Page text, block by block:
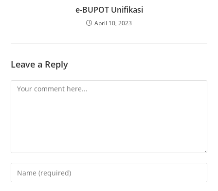
e-BUPOT Unifikasi
April 10, 2023
Leave a Reply